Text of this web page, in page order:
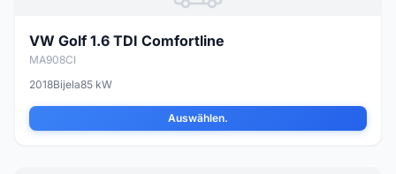
VW Golf 1.6 TDI Comfortline
MA908CI
2018Bijela85 kW
Auswählen.